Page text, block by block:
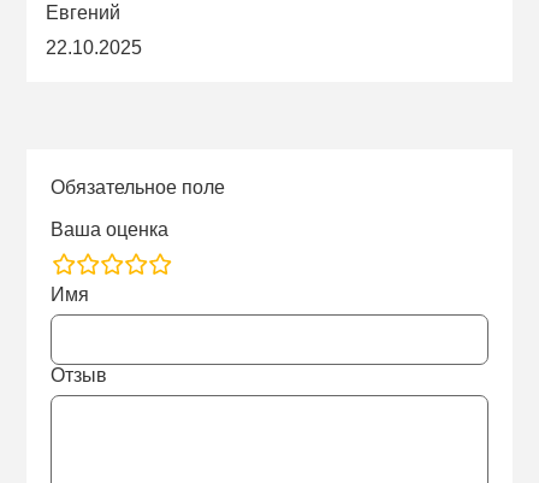
Евгений
22.10.2025
Обязательное поле
Ваша оценка
rating
fields
Имя
Отзыв